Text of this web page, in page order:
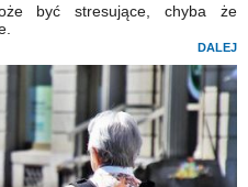
być stresujące, chyba że
DALEJ